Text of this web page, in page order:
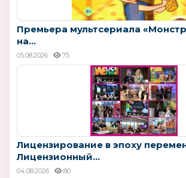
Премьера мультсериала
на...
05.08.2026 75
Лицензирование в эпоху
Лицензионный...
04.08.2026 80